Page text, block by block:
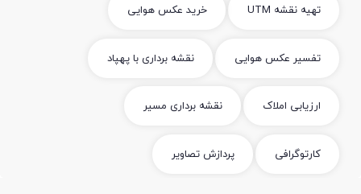
تهیه نقشه UTM خرید عکس هوایی
تفسیر عکس هوایی نقشه برداری با پهپاد
ارزیابی املاک نقشه برداری مسیر
کارتوگرافی پردازش تصاویر